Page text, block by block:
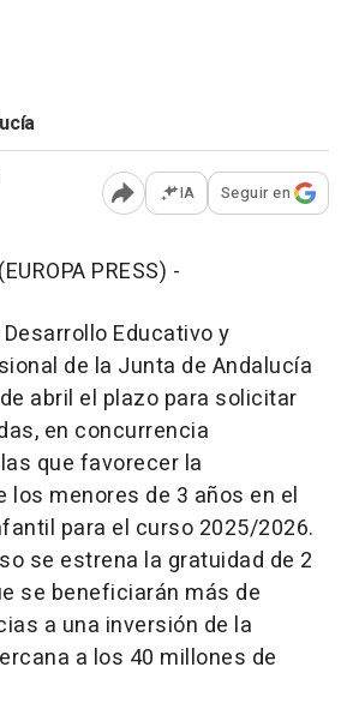
Abrir opciones para
IA Seguir en
PRESS) -
Educativo y
de la Junta de Andalucía
abril el plazo para solicitar
en concurrencia
que favorecer la
los menores de 3 años en el
para el curso 2025/2026.
se estrena la gratuidad de 2
se beneficiarán más de
a una inversión de la
a los 40 millones de